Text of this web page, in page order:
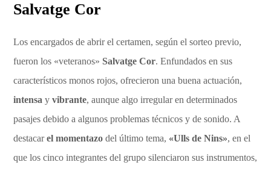
Salvatge Cor
Los encargados de abrir el certamen, según el sorteo previo,
fueron los «veteranos» Salvatge Cor. Enfundados en sus
característicos monos rojos, ofrecieron una buena actuación,
intensa yvibrante, aunque algo irregular en determinados
pasajes debido a algunos problemas técnicos y de sonido. A
destacarel momentazo del último tema, «Ulls de Nins», en el
que los cinco integrantes del grupo silenciaron sus instrumentos,